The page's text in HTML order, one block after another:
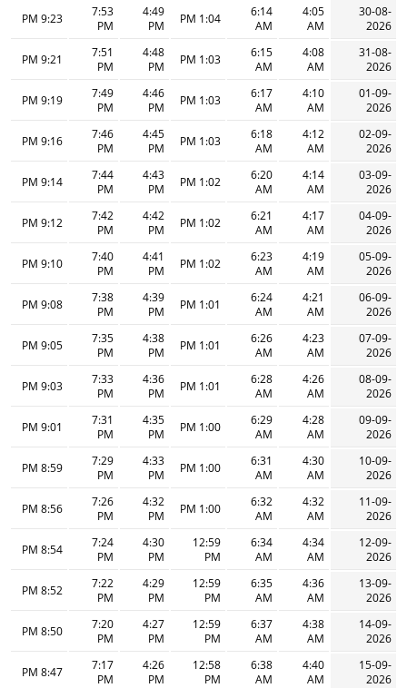
30-08-
2026
4:05
AM
6:14
AM
1:04 PM
4:49
PM
7:53
PM
9:23 PM
31-08-
2026
4:08
AM
6:15
AM
1:03 PM
4:48
PM
7:51
PM
9:21 PM
01-09-
2026
4:10
AM
6:17
AM
1:03 PM
4:46
PM
7:49
PM
9:19 PM
02-09-
2026
4:12
AM
6:18
AM
1:03 PM
4:45
PM
7:46
PM
9:16 PM
03-09-
2026
4:14
AM
6:20
AM
1:02 PM
4:43
PM
7:44
PM
9:14 PM
04-09-
2026
4:17
AM
6:21
AM
1:02 PM
4:42
PM
7:42
PM
9:12 PM
05-09-
2026
4:19
AM
6:23
AM
1:02 PM
4:41
PM
7:40
PM
9:10 PM
06-09-
2026
4:21
AM
6:24
AM
1:01 PM
4:39
PM
7:38
PM
9:08 PM
07-09-
2026
4:23
AM
6:26
AM
1:01 PM
4:38
PM
7:35
PM
9:05 PM
08-09-
2026
4:26
AM
6:28
AM
1:01 PM
4:36
PM
7:33
PM
9:03 PM
09-09-
2026
4:28
AM
6:29
AM
1:00 PM
4:35
PM
7:31
PM
9:01 PM
10-09-
2026
4:30
AM
6:31
AM
1:00 PM
4:33
PM
7:29
PM
8:59 PM
11-09-
2026
4:32
AM
6:32
AM
1:00 PM
4:32
PM
7:26
PM
8:56 PM
12-09-
2026
4:34
AM
6:34
AM
12:59
PM
4:30
PM
7:24
PM
8:54 PM
13-09-
2026
4:36
AM
6:35
AM
12:59
PM
4:29
PM
7:22
PM
8:52 PM
14-09-
2026
4:38
AM
6:37
AM
12:59
PM
4:27
PM
7:20
PM
8:50 PM
15-09-
2026
4:40
AM
6:38
AM
12:58
PM
4:26
PM
7:17
PM
8:47 PM